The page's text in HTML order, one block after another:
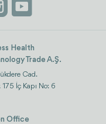
Health
Trade A.Ş.
Cad.
İç Kapı No: 6
Office